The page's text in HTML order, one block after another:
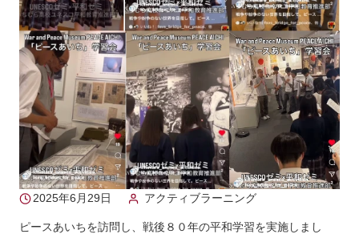
2025年6月29日 アクティブラーニング
ピースあいちを訪問し、戦後８０年の平和学習を実施しまし